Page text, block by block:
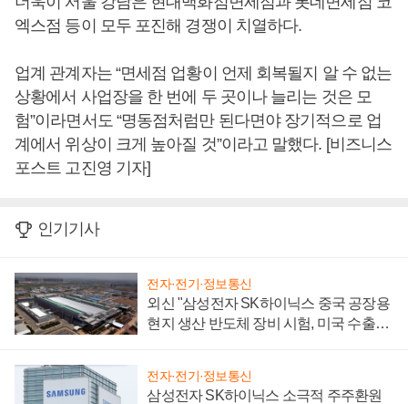
엑스점 등이 모두 포진해 경쟁이 치열하다.
업계 관계자는 “면세점 업황이 언제 회복될지 알 수 없는
상황에서 사업장을 한 번에 두 곳이나 늘리는 것은 모
험”이라면서도 “명동점처럼만 된다면야 장기적으로 업
계에서 위상이 크게 높아질 것”이라고 말했다. [비즈니스
포스트 고진영 기자]
인기기사
전자·전기·정보통신
외신 "삼성전자 SK하이닉스 중국 공장용
현지 생산 반도체 장비 시험, 미국 수출통
전자·전기·정보통신
삼성전자 SK하이닉스 소극적 주주환원